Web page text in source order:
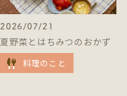
2026/07/21
夏野菜とはちみつのおかず
料理のこと